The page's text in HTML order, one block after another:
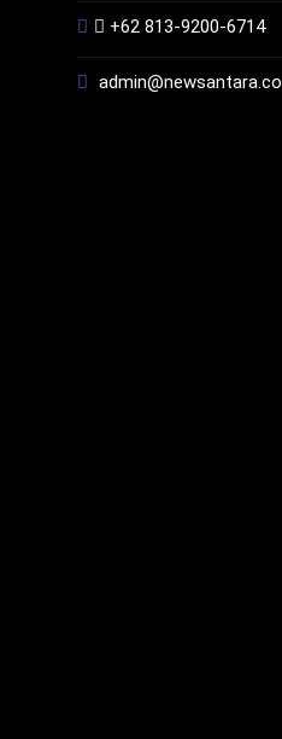
+62 813-9200-6714
admin@newsantara.co